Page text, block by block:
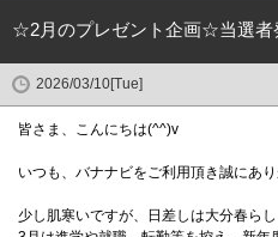
☆2月のプレゼント企画☆当選
2026/03/10[Tue]
皆さま、こんにちは(^^)v
いつも、バナナビをご利用頂き誠にあり
少し肌寒いですが、日差しは大分春ら